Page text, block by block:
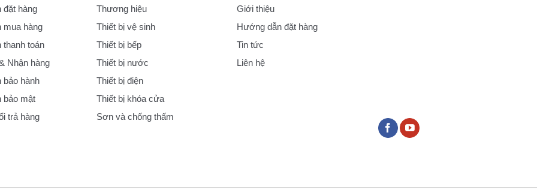
đặt hàng
mua hàng
toán
Nhận hàng
bảo hành
bảo mật
trả hàng
Thương hiệu
Thiết bị vệ sinh
Thiết bị bếp
Thiết bị nước
Thiết bị điện
Thiết bị khóa cửa
Sơn và chống thấm
Giới thiệu
Hướng dẫn đặt hàng
Tin tức
Liên hệ